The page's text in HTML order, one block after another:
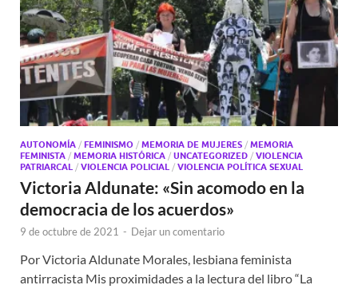
AUTONOMÍA / FEMINISMO / MEMORIA DE MUJERES / MEMORIA
FEMINISTA / MEMORIA HISTÓRICA / UNCATEGORIZED / VIOLENCIA
PATRIARCAL / VIOLENCIA POLICIAL / VIOLENCIA POLÍTICA SEXUAL
Victoria Aldunate: «Sin acomodo en la
democracia de los acuerdos»
9 de octubre de 2021 - Dejar un comentario
Por Victoria Aldunate Morales, lesbiana feminista
antirracista Mis proximidades a la lectura del libro “La